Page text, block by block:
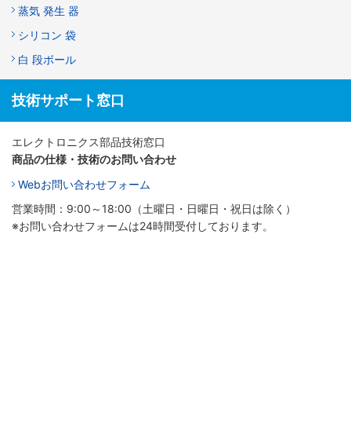
蒸気 発生 器
シリコン 袋
白 段ボール
技術サポート窓口
エレクトロニクス部品技術窓口
商品の仕様・技術のお問い合わせ
Webお問い合わせフォーム
営業時間：9:00～18:00（土曜日・日曜日・祝日は除く）
※お問い合わせフォームは24時間受付しております。